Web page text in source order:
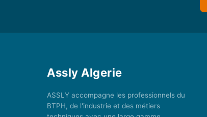
Assly Algerie
ASSLY accompagne les professionnels du
BTPH, de l'industrie et des métiers